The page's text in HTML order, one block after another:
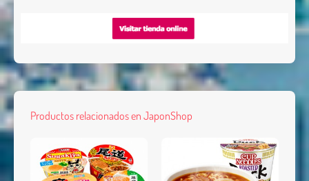
Productos relacionados en JaponShop